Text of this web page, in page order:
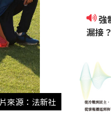
來源：法新社
強制住院新制的兩難 社區如何不
漏接？